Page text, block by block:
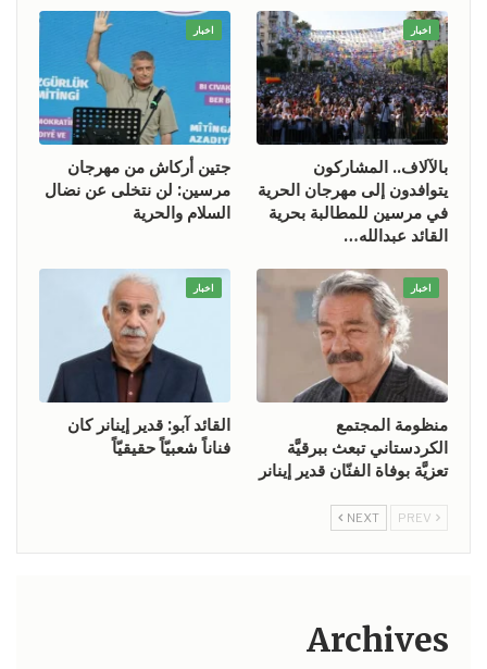
اخبار
بالآلاف.. المشاركون
يتوافدون إلى مهرجان الحرية
في مرسين للمطالبة بحرية
القائد عبدالله…
اخبار
جتين أركاش من مهرجان
مرسين: لن نتخلى عن نضال
السلام والحرية
اخبار
منظومة المجتمع
الكردستاني تبعث ببرقيَّة
تعزيَّة بوفاة الفنّان قدير إينانر
اخبار
القائد آبو: قدير إينانر كان
فناناً شعبيّاً حقيقيّاً
NEXT
Archives